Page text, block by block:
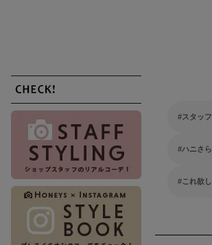
スタッ
ハニさ
これ欲